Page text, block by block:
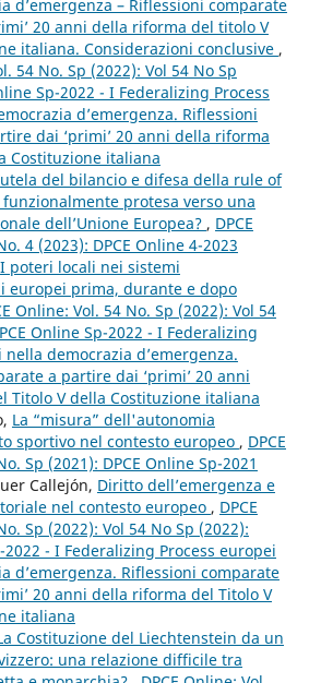
d’emergenza – Riflessioni comparate
20 anni della riforma del titolo V
italiana. Considerazioni conclusive ,
54 No. Sp (2022): Vol 54 No Sp
Sp-2022 - I Federalizing Process
d’emergenza. Riflessioni
dai ‘primi’ 20 anni della riforma
Costituzione italiana
del bilancio e difesa della rule of
protesa verso una
dell’Unione Europea? , DPCE
4 (2023): DPCE Online 4-2023
I poteri locali nei sistemi
europei prima, durante e dopo
Online: Vol. 54 No. Sp (2022): Vol 54
Online Sp-2022 - I Federalizing
nella democrazia d’emergenza.
a partire dai ‘primi’ 20 anni
Titolo V della Costituzione italiana
La “misura” dell'autonomia
sportivo nel contesto europeo , DPCE
Sp (2021): DPCE Online Sp-2021
Callejón, Diritto dell’emergenza e
nel contesto europeo , DPCE
Sp (2022): Vol 54 No Sp (2022):
2022 - I Federalizing Process europei
d’emergenza. Riflessioni comparate
20 anni della riforma del Titolo V
italiana
Costituzione del Liechtenstein da un
una relazione difficile tra